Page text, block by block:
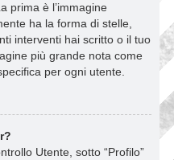
prima è l’immagine
ha la forma di stelle,
interventi hai scritto o il tuo
più grande nota come
per ogni utente.
Utente, sotto “Profilo”